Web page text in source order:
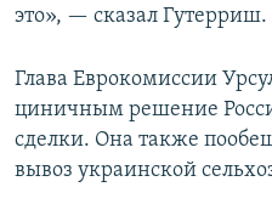
это», — сказал Гутерриш.
Глава Еврокомиссии
циничным решение
сделки. Она также
вывоз украинской